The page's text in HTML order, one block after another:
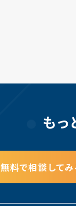
も
無料で相談してみ